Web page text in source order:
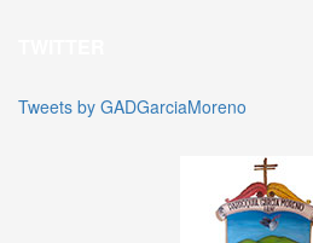
Tweets by GADGarciaMoreno